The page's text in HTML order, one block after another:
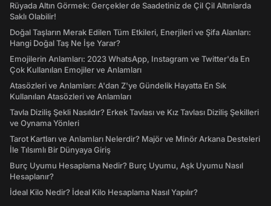
Rüyada Altın Görmek: Gerçekler de Saadetiniz de Çil Çil Altınlarda
Saklı Olabilir!
Doğal Taşların Merak Edilen Tüm Etkileri, Enerjileri ve Şifa Alanları:
Hangi Doğal Taş Ne İşe Yarar?
Emojilerin Anlamları: 2023 WhatsApp, Instagram ve Twitter'da En
Çok Kullanılan Emojiler ve Anlamları
Atasözleri ve Anlamları: A'dan Z'ye Gündelik Hayatta En Sık
Kullanılan Atasözleri ve Anlamları
Tavla Diziliş Şekli Nasıldır? Erkek Tavlası ve Kız Tavlası Diziliş Şekilleri
ve Oynama Yönleri
Tarot Kartları ve Anlamları Nelerdir? Majör ve Minör Arkana Desteleri
İle Tılsımlı Bir Dünyaya Giriş
Burç Uyumu Hesaplama Nedir? Burç Uyumu, Aşk Uyumu Nasıl
Hesaplanır?
İdeal Kilo Nedir? İdeal Kilo Hesaplama Nasıl Yapılır?